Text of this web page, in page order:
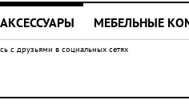
МЕБЕЛЬНЫЕ
с друзьями в социальных сетях